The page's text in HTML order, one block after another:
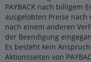
PAYBACK nach billigem
ausgelobten Preise
nach einem anderen
der Beendigung
Es besteht kein
Aktionsseiten von